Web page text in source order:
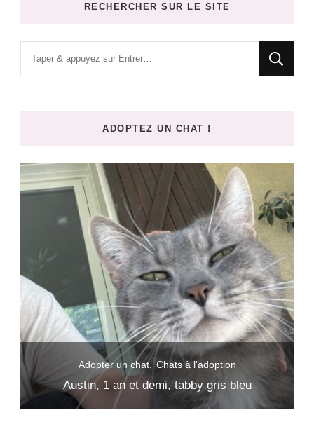
RECHERCHER SUR LE SITE
ADOPTEZ UN CHAT !
Adopter un chat Chats à l'adoption
Austin, 1 an et demi, tabby gris bleu